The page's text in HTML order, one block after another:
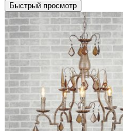
Быстрый просмотр